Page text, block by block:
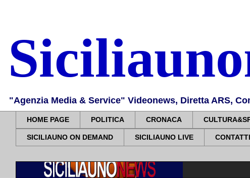
"Agenzia Media & Service" Videonews, Diretta ARS,
HOME PAGE POLITICA CRONACA
SICILIAUNO ON DEMAND SICILIAUNO LIVE CONTATTI